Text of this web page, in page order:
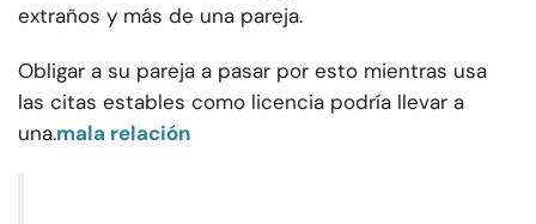
extraños y más de una pareja.
Obligar a su pareja a pasar por esto mientras usa
las citas estables como licencia podría llevar a
una.mala relación